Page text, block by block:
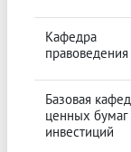
Кафедра
правоведения
Базовая
ценных бумаг
инвестиций